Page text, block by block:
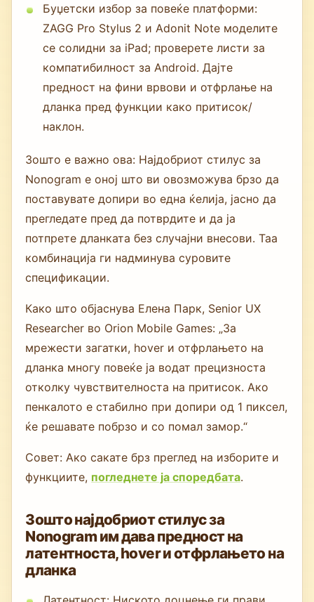
Буџетски избор за повеќе платформи:
ZAGG Pro Stylus 2 и Adonit Note моделите
се солидни за iPad; проверете листи за
компатибилност за Android. Дајте
предност на фини врвови и отфрлање на
дланка пред функции како притисок/
наклон.
Зошто е важно ова: Најдобриот стилус за
Nonogram е оној што ви овозможува брзо да
поставувате допири во една ќелија, јасно да
прегледате пред да потврдите и да ја
потпрете дланката без случајни внесови. Таа
комбинација ги надминува суровите
спецификации.
Како што објаснува Елена Парк, Senior UX
Researcher во Orion Mobile Games: „За
мрежести загатки, hover и отфрлањето на
дланка многу повеќе ја водат прецизноста
отколку чувствителноста на притисок. Ако
пенкалото е стабилно при допири од 1 пиксел,
ќе решавате побрзо и со помал замор.“
Совет: Ако сакате брз преглед на изборите и
функциите, погледнете ја споредбата.
Зошто најдобриот стилус за
Nonogram им дава предност на
латентноста, hover и отфрлањето на
дланка